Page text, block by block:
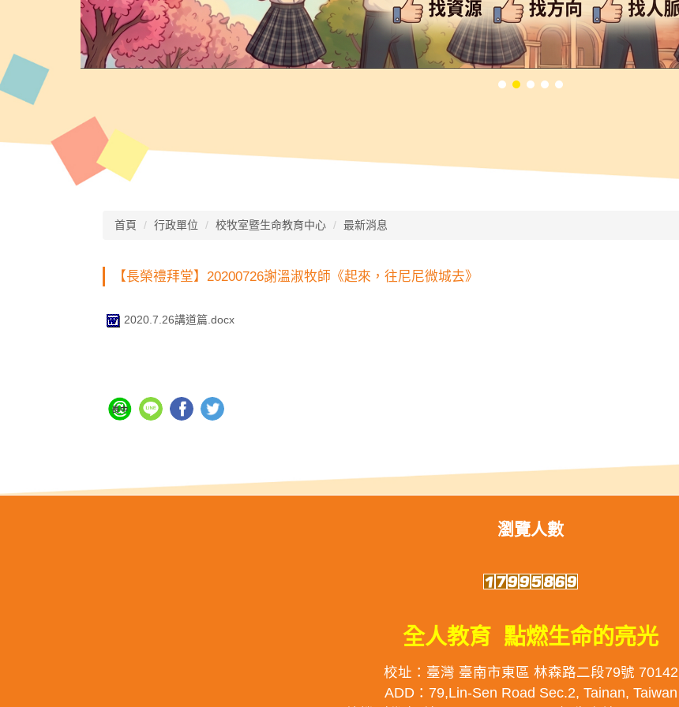
首頁 行政單位 校牧室暨生命教育中心 最新消息
【長榮禮拜堂】20200726謝溫淑牧師《起來，往尼尼微城去》
2020.7.26講道篇.docx
瀏覽人數
全人教育 點燃生命的亮光
校址：臺灣 臺南市東區 林森路二段79號 70142
ADD：79,Lin-Sen Road Sec.2, Tainan, Taiwan